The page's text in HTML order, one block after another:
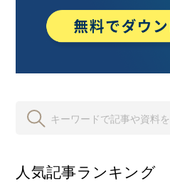
人気記事ランキング